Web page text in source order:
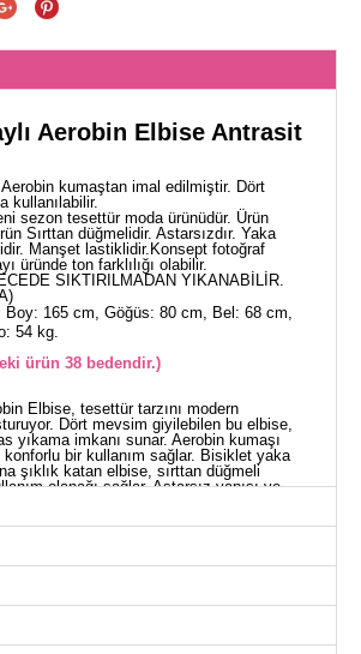
Aerobin Elbise Antrasit
Aerobin kumaştan imal edilmiştir. Dört
kullanılabilir.
sezon tesettür moda ürünüdür. Ürün
Sırttan düğmelidir. Astarsızdır. Yaka
Manşet lastiklidir.Konsept fotoğraf
üründe ton farklılığı olabilir.
SIKTIRILMADAN YIKANABİLİR.
Boy: 165 cm, Göğüs: 80 cm, Bel: 68 cm,
54 kg.
ürün 38 bedendir.)
Elbise, tesettür tarzını modern
Dört mevsim giyilebilen bu elbise,
yıkama imkanı sunar. Aerobin kumaşı
bir kullanım sağlar. Bisiklet yaka
şıklık katan elbise, sırttan düğmeli
olanağı sağlar. Astarsız yapısı ve
rahat hareket etme özgürlüğü sunar.
100
131
104
131